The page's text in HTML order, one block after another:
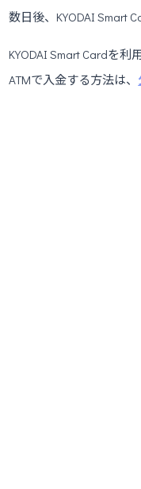
数日後、KYODAI Smart
KYODAI Smart Cardを
ATMで入金する方法は、